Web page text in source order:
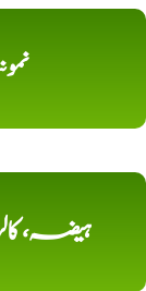
ہیضہ،